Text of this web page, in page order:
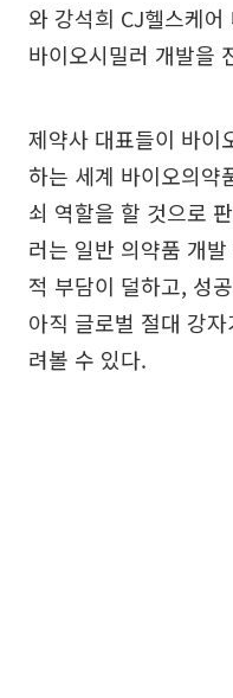
와 강석희 CJ헬스케
바이오시밀러 개발을
제약사 대표들이 바이
하는 세계 바이오의약
쇠 역할을 할 것으로
러는 일반 의약품 개
적 부담이 덜하고, 성
아직 글로벌 절대 강
려볼 수 있다.